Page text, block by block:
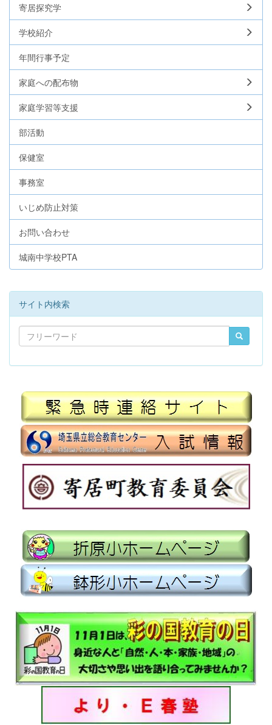
寄居探究学
学校紹介
年間行事予定
家庭への配布物
家庭学習等支援
部活動
保健室
事務室
いじめ防止対策
お問い合わせ
城南中学校PTA
サイト内検索